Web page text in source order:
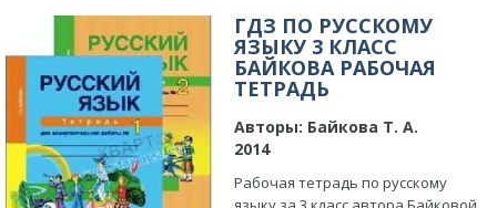
ГДЗ ПО РУССКОМУ
ЯЗЫКУ 3 КЛАСС
БАЙКОВА РАБОЧАЯ
ТЕТРАДЬ
Авторы: Байкова Т. А.
2014
Рабочая тетрадь по русскому